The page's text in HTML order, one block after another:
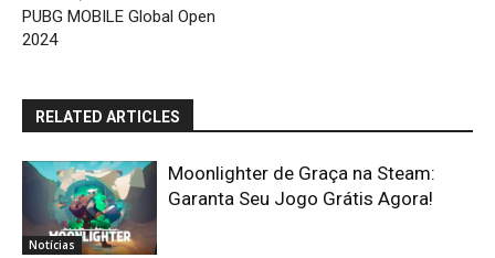
PUBG MOBILE Global Open
2024
RELATED ARTICLES
Notícias
Moonlighter de Graça na Steam:
Garanta Seu Jogo Grátis Agora!